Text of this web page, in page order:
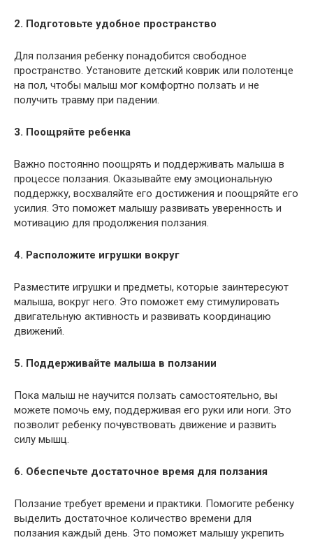
2. Подготовьте удобное пространство
Для ползания ребенку понадобится свободное
пространство. Установите детский коврик или полотенце
на пол, чтобы малыш мог комфортно ползать и не
получить травму при падении.
3. Поощряйте ребенка
Важно постоянно поощрять и поддерживать малыша в
процессе ползания. Оказывайте ему эмоциональную
поддержку, восхваляйте его достижения и поощряйте его
усилия. Это поможет малышу развивать уверенность и
мотивацию для продолжения ползания.
4. Расположите игрушки вокруг
Разместите игрушки и предметы, которые заинтересуют
малыша, вокруг него. Это поможет ему стимулировать
двигательную активность и развивать координацию
движений.
5. Поддерживайте малыша в ползании
Пока малыш не научится ползать самостоятельно, вы
можете помочь ему, поддерживая его руки или ноги. Это
позволит ребенку почувствовать движение и развить
силу мышц.
6. Обеспечьте достаточное время для ползания
Ползание требует времени и практики. Помогите ребенку
выделить достаточное количество времени для
ползания каждый день. Это поможет малышу укрепить